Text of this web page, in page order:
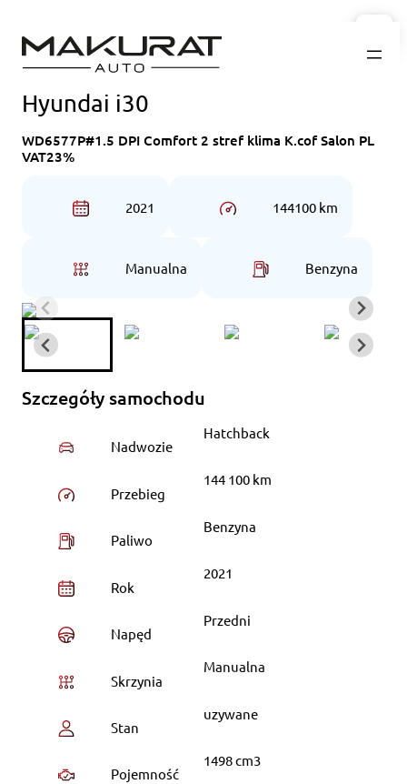
do
treści
Hyundai i30
WD6577P#1.5 DPI Comfort 2 stref klima K.cof Salon PL
VAT23%
2021 144100 km
Manualna Benzyna
Szczegóły samochodu
Nadwozie
Hatchback
Przebieg
144 100 km
Paliwo
Benzyna
Rok
2021
Napęd
Przedni
Skrzynia
Manualna
Stan
uzywane
Pojemność
1498 cm3